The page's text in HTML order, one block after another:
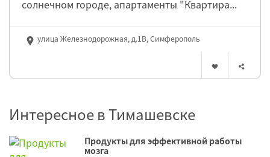
солнечном городе, апартаменты "Квартира...
улица Железнодорожная, д.1В, Симферополь
Интересное в Тимашевске
Продукты для эффективной работы
мозга